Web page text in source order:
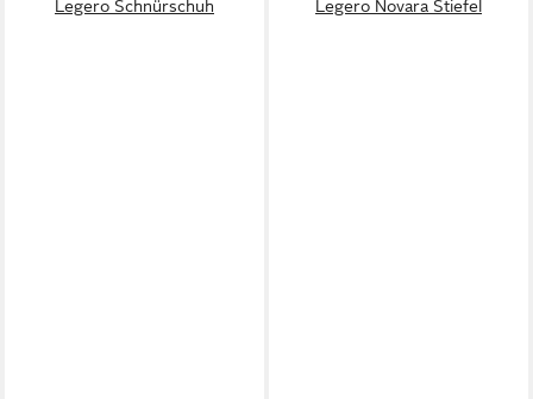
Legero Schnürschuh Legero Novara Stiefel